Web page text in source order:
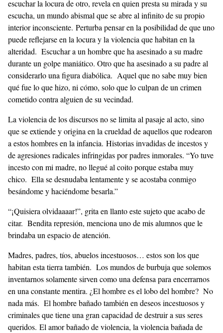
escuchar la locura de otro, revela en quien presta su mirada y su
escucha, un mundo abismal que se abre al infinito de su propio
interior inconsciente. Perturba pensar en la posibilidad de que uno
puede reflejarse en la locura y la violencia que habitan en la
alteridad. Escuchar a un hombre que ha asesinado a su madre
durante un golpe maniático. Otro que ha asesinado a su padre al
considerarlo una figura diabólica. Aquel que no sabe muy bien
qué fue lo que hizo, ni cómo, solo que lo culpan de un crimen
cometido contra alguien de su vecindad.
La violencia de los discursos no se limita al pasaje al acto, sino
que se extiende y origina en la crueldad de aquellos que rodearon
a estos hombres en la infancia. Historias invadidas de incestos y
de agresiones radicales infringidas por padres inmorales. “Yo tuve
incesto con mi madre, no llegué al coito porque estaba muy
chico. Ella se desnudaba lentamente y se acostaba conmigo
besándome y haciéndome besarla.”
“¡Quisiera olvidaaaar!”, grita en llanto este sujeto que acabo de
citar. Bendita represión, menciona uno de mis alumnos que le
brindaba un espacio de atención.
Madres, padres, tíos, abuelos incestuosos… estos son los que
habitan esta tierra también. Los mundos de burbuja que solemos
inventarnos solamente sirven como una defensa para encerrarnos
en una constante mentira. ¿El hombre es el lobo del hombre? No
nada más. El hombre bañado también en deseos incestuosos y
criminales que tiene una gran capacidad de destruir a sus seres
queridos. El amor bañado de violencia, la violencia bañada de